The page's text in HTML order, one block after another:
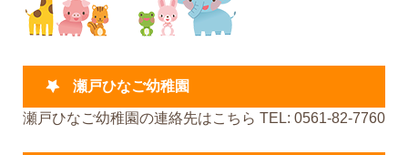
瀬戸ひなご幼稚園
瀬戸ひなご幼稚園の連絡先はこちら TEL: 0561-82-7760